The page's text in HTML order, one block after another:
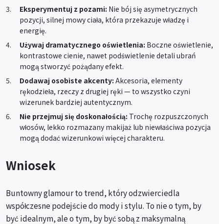
Eksperymentuj z pozami: Nie bój się asymetrycznych
pozycji, silnej mowy ciała, która przekazuje władzę i
energię.
Używaj dramatycznego oświetlenia: Boczne oświetlenie,
kontrastowe cienie, nawet podświetlenie detali ubrań
mogą stworzyć pożądany efekt.
Dodawaj osobiste akcenty: Akcesoria, elementy
rękodzieła, rzeczy z drugiej ręki — to wszystko czyni
wizerunek bardziej autentycznym.
Nie przejmuj się doskonałością: Trochę rozpuszczonych
włosów, lekko rozmazany makijaż lub niewłaściwa pozycja
mogą dodać wizerunkowi więcej charakteru.
Wniosek
Buntowny glamour to trend, który odzwierciedla
współczesne podejście do mody i stylu. To nie o tym, by
być idealnym, ale o tym, by być sobą z maksymalną